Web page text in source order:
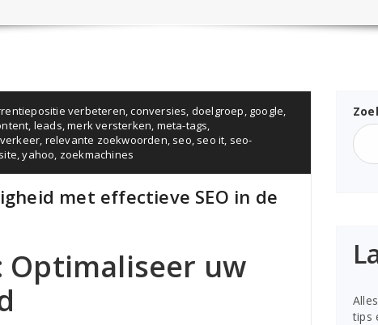
verbeteren,conversies, doelgroep, google,
, leads,merk versterken, meta-tags,
, relevante zoekwoorden, seo, seo it, seo-
,yahoo, zoekmachines
met effectieve SEO in de
Optimaliseer uw
tips